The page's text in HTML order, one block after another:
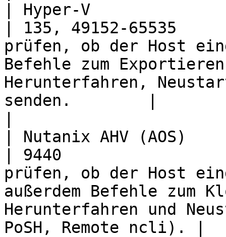
| Hyper-V
| 135, 49152-65535
prüfen, ob der Host
Befehle zum
Herunterfahren,
senden.        |
| Nutanix AHV (AOS)
| 9440                 |
prüfen, ob der Host
außerdem Befehle zum
Herunterfahren und
PoSH, Remote ncli). |